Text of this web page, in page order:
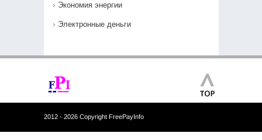
Экономия энергии
Электронные деньги
2012 - 2026 Copyright FreePayInfo